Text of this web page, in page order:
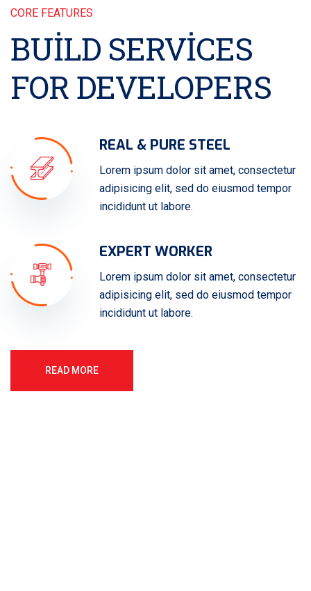
CORE FEATURES
BUILD SERVICES
FOR DEVELOPERS
REAL & PURE STEEL
Lorem ipsum dolor sit amet, consectetur
adipisicing elit, sed do eiusmod tempor
incididunt ut labore.
EXPERT WORKER
Lorem ipsum dolor sit amet, consectetur
adipisicing elit, sed do eiusmod tempor
incididunt ut labore.
READ MORE